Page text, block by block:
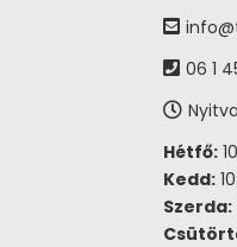
06 1
Hétfő:
Kedd:
Szerda: